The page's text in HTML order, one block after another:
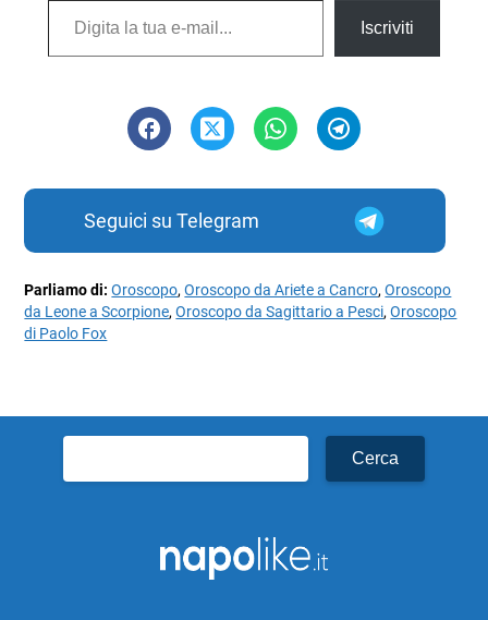
Iscriviti
Seguici su Telegram
Parliamo di:Oroscopo,Oroscopo da Ariete a Cancro,Oroscopo
da Leone a Scorpione,Oroscopo da Sagittario a Pesci,Oroscopo
di Paolo Fox
per: